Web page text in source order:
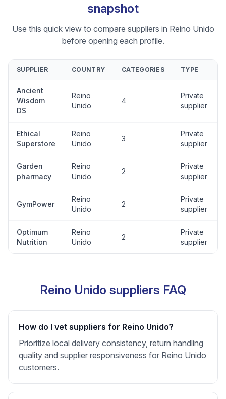
snapshot
Use this quick view to compare suppliers in Reino Unido
before opening each profile.
SUPPLIER COUNTRY CATEGORIES TYPE
Ancient
Wisdom
DS
Reino
Unido
4
Private
supplier
Ethical
Superstore
Reino
Unido
3
Private
supplier
Garden
pharmacy
Reino
Unido
2
Private
supplier
GymPower
Reino
Unido
2
Private
supplier
Optimum
Nutrition
Reino
Unido
2
Private
supplier
Reino Unido suppliers FAQ
How do I vet suppliers for Reino Unido?
Prioritize local delivery consistency, return handling
quality and supplier responsiveness for Reino Unido
customers.